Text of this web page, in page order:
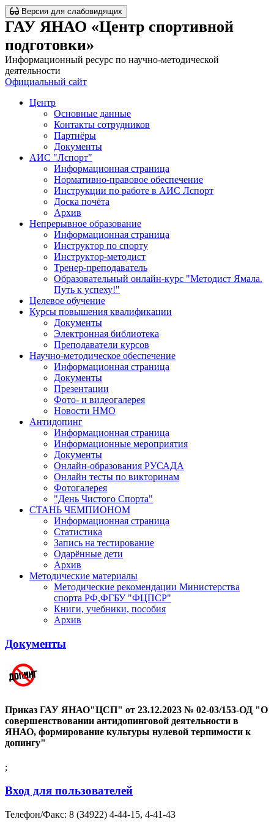
Версия для слабовидящих
ГАУ ЯНАО «Центр спортивной
подготовки»
Информационный ресурс по научно-методической
деятельности
Официальный сайт
Центр
Основные данные
Контакты сотрудников
Партнёры
Документы
АИС "Лспорт"
Информационная страница
Нормативно-правовое обеспечение
Инструкции по работе в АИС Лспорт
Доска почёта
Архив
Непрерывное образование
Информационная страница
Инструктор по спорту
Инструктор-методист
Тренер-преподаватель
Образовательный онлайн-курс "Методист Ямала.
Путь к успеху!"
Целевое обучение
Курсы повышения квалификации
Документы
Электронная библиотека
Преподаватели курсов
Научно-методическое обеспечение
Информационная страница
Документы
Презентации
Фото- и видеогалерея
Новости НМО
Антидопинг
Информационная страница
Информационные мероприятия
Документы
Онлайн-образования РУСАДА
Онлайн тесты по викторинам
Фотогалерея
"День Чистого Спорта"
СТАНЬ ЧЕМПИОНОМ
Информационная страница
Статистика
Запись на тестирование
Одарённые дети
Архив
Методические материалы
Методические рекомендации Министерства
спорта РФ,ФГБУ "ФЦПСР"
Книги, учебники, пособия
Архив
Документы
Приказ ГАУ ЯНАО"ЦСП" от 23.12.2023 № 02-03/153-ОД "О
совершенствовании антидопинговой деятельности в
ЯНАО, формирование культуры нулевой терпимости к
допингу"
;
Вход для пользователей
Телефон/Факс: 8 (34922) 4-44-15, 4-41-43